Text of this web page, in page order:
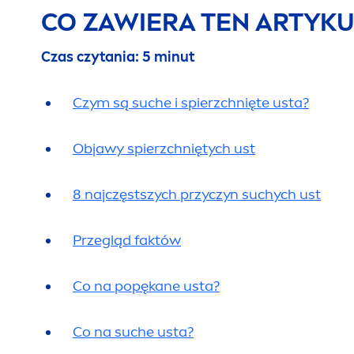
CO ZAWIERA TEN
Czas czytania: 5 minut
Czym są suche i spierzchnięte usta?
Objawy spierzchniętych ust
8 najczęstszych przyczyn suchych ust
Przegląd faktów
Co na popękane usta?
Co na suche usta?